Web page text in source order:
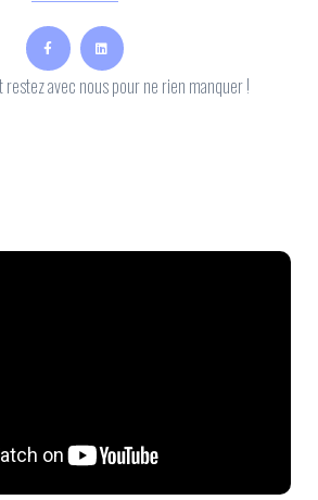
avec nous pour ne rien manquer !